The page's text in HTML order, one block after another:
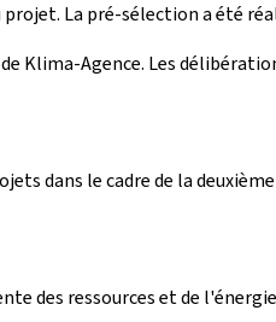
La pré-sélection a été
Klima-Agence. Les
dans le cadre de la
des ressources et de